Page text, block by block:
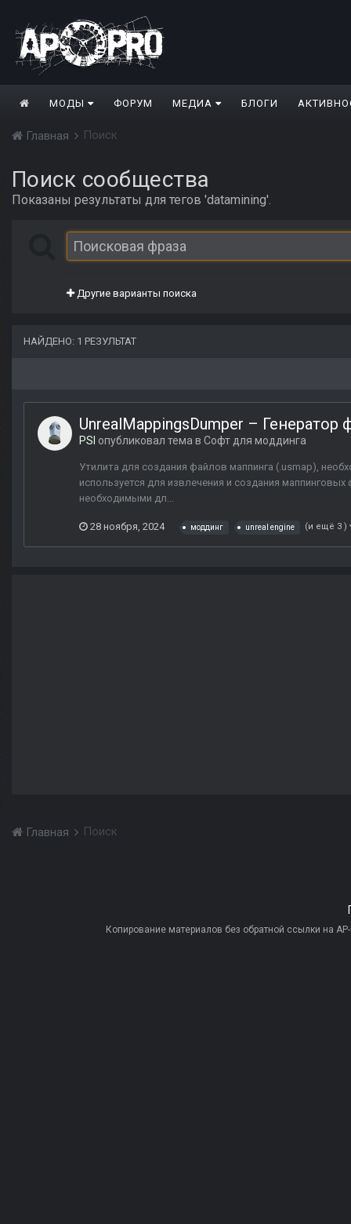
МОДЫ ФОРУМ МЕДИА БЛОГИ
Главная Поиск
Поиск сообщества
Показаны результаты для тегов 'datamining'.
Другие варианты поиска
НАЙДЕНО: 1 РЕЗУЛЬТАТ
UnrealMappingsDumper –
PSI опубликовал тема в Софт для моддинга
Утилита для создания файлов маппинга (.usmap),
используется для извлечения и создания
необходимыми дл...
28 ноября, 2024 моддинг unreal engine (и ещё 3 )
Главная Поиск
Копирование материалов без обратной ссылки на